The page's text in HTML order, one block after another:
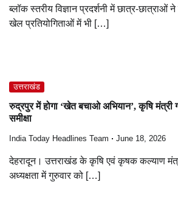
ब्लॉक स्तरीय विज्ञान प्रदर्शनी में छात्र-छात्राओं
खेल प्रतियोगिताओं में भी […]
उत्तराखंड
रुद्रपुर में होगा ‘खेत बचाओ अभियान’, कृषि मंत्री
समीक्षा
India Today Headlines Team June 18, 2026
देहरादून। उत्तराखंड के कृषि एवं कृषक कल्याण
अध्यक्षता में गुरुवार को […]